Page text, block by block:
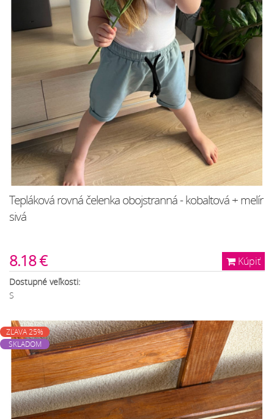
Tepláková rovná čelenka obojstranná - kobaltová + melír
sivá
Kúpiť
8.18 €
Dostupné veľkosti:
S
ZĽAVA 25%
SKLADOM